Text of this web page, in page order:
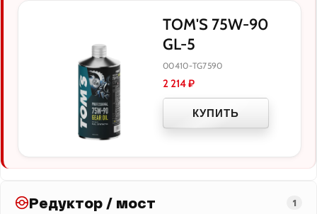
TOM'S 75W-90
GL-5
00410-TG7590
2 214₽
КУПИТЬ
Редуктор / мост 1